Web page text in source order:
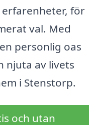
för
val. Med
personlig oas
njuta av livets
i Stenstorp.
och utan